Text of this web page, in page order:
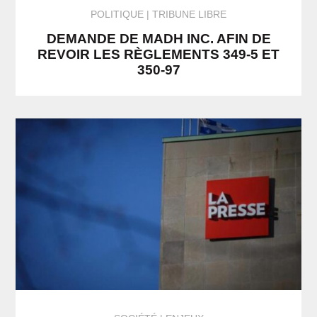
POLITIQUE TRIBUNE LIBRE
DEMANDE DE MADH INC. AFIN DE
REVOIR LES RÈGLEMENTS 349-5 ET
350-97